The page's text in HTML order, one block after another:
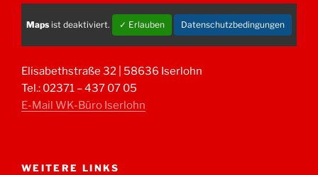
Maps ist deaktiviert. ✓ Erlauben Datenschutzbedingungen
Elisabethstraße 32 | 58636 Iserlohn
Tel.: 02371 – 437 07 05
E-Mail WK-Büro Iserlohn
WEITERE LINKS